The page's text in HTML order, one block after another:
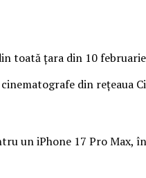
toată țara din 10
din rețeaua
un iPhone 17 Pro Max,